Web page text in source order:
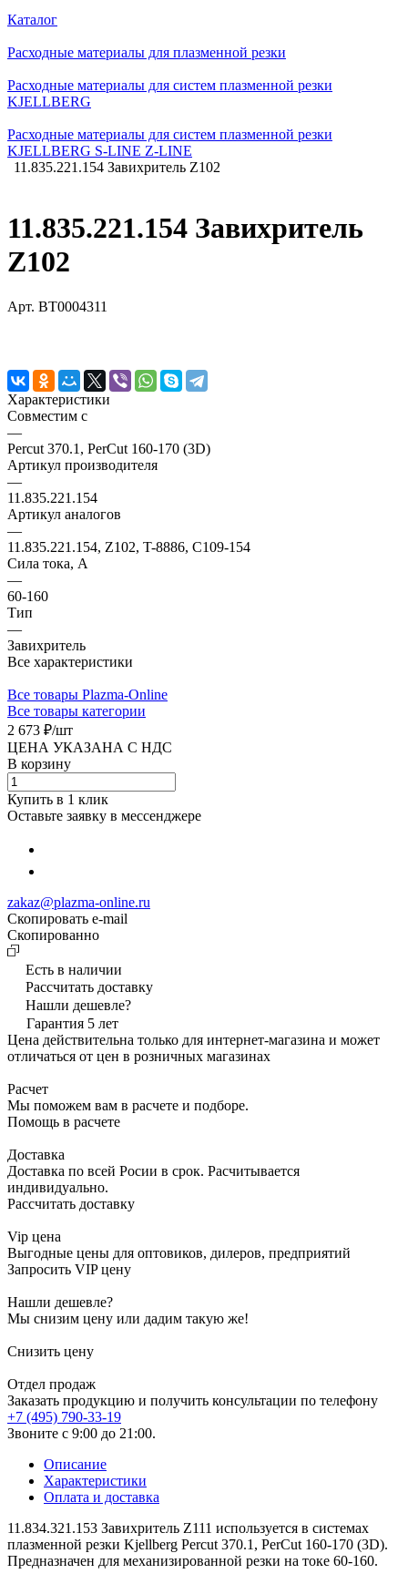
Каталог
Расходные материалы для плазменной резки
Расходные материалы для систем плазменной резки
KJELLBERG
Расходные материалы для систем плазменной резки
KJELLBERG S-LINE Z-LINE
11.835.221.154 Завихритель Z102
11.835.221.154 Завихритель
Z102
Арт. BT0004311
Характеристики
Совместим с
—
Percut 370.1, PerCut 160-170 (3D)
Артикул производителя
—
11.835.221.154
Артикул аналогов
—
11.835.221.154, Z102, T-8886, C109-154
Сила тока, А
—
60-160
Тип
—
Завихритель
Все характеристики
Все товары Plazma-Online
Все товары категории
2 673 ₽/шт
ЦЕНА УКАЗАНА С НДС
В корзину
Купить в 1 клик
Оставьте заявку в мессенджере
zakaz@plazma-online.ru
Скопировать e-mail
Cкопированно
Есть в наличии
Рассчитать доставку
Нашли дешевле?
Гарантия 5 лет
Цена действительна только для интернет-магазина и может
отличаться от цен в розничных магазинах
Расчет
Мы поможем вам в расчете и подборе.
Помощь в расчете
Доставка
Доставка по всей Росии в срок. Расчитывается
индивидуально.
Рассчитать доставку
Vip цена
Выгодные цены для оптовиков, дилеров, предприятий
Запросить VIP цену
Нашли дешевле?
Мы снизим цену или дадим такую же!
Снизить цену
Отдел продаж
Заказать продукцию и получить консультации по телефону
+7 (495) 790-33-19
Звоните с 9:00 до 21:00.
Описание
Характеристики
Оплата и доставка
11.834.321.153 Завихритель Z111 используется в системах
плазменной резки Kjellberg Percut 370.1, PerCut 160-170 (3D).
Предназначен для механизированной резки на токе 60-160.